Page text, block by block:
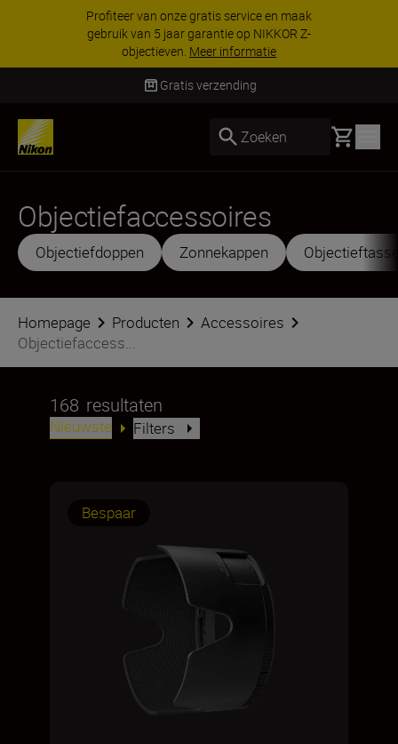
KORTING OP ACCESSOIRES | Bespaar 15% op
geselecteerde accessoires, maak je kit vandaag
nog compleet Koop nu
Levering binnen 2-3
Zoeken Basket
Objectiefaccessoires
Objectiefdoppen Zonnekappen
Homepage Producten
Accessoires
Objectiefaccess...
168 resultaten
Nieuwste Filters
Bespaar